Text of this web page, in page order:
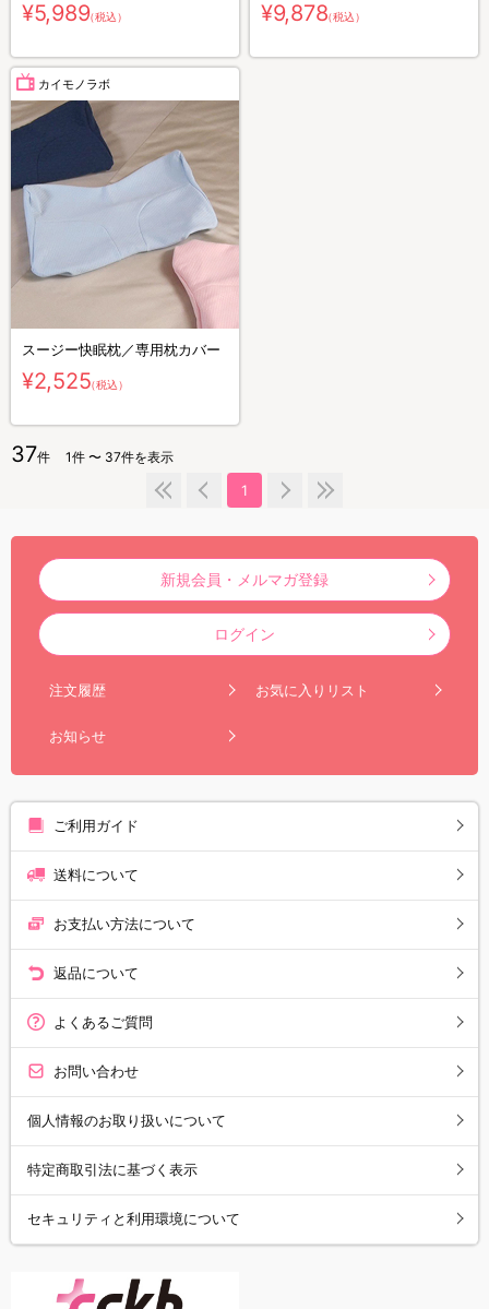
¥5,989（税込） ¥9,878（税込）
カイモノラボ
スージー快眠枕／専用枕カバー
¥2,525（税込）
37件 1件 〜 37件を表示
1
新規会員・メルマガ登録
ログイン
注文履歴 お気に入りリスト
お知らせ
ご利用ガイド
送料について
お支払い方法について
返品について
よくあるご質問
お問い合わせ
個人情報のお取り扱いについて
特定商取引法に基づく表示
セキュリティと利用環境について